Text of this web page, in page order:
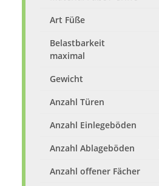
Art Füße
Belastbarkeit
maximal
Gewicht
Anzahl Türen
Anzahl Einlegeböden
Anzahl Ablageböden
Anzahl offener Fächer